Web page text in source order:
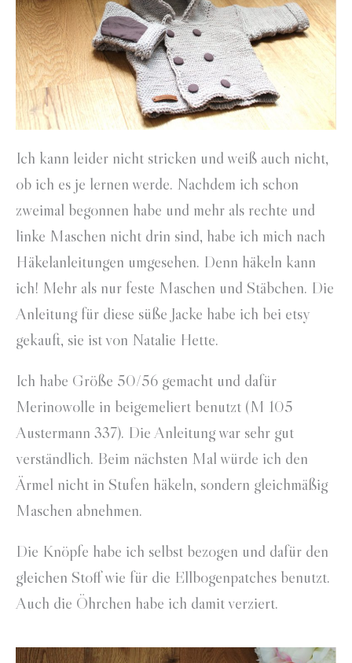
Ich kann leider nicht stricken und weiß auch nicht,
ob ich es je lernen werde. Nachdem ich schon
zweimal begonnen habe und mehr als rechte und
linke Maschen nicht drin sind, habe ich mich nach
Häkelanleitungen umgesehen. Denn häkeln kann
ich! Mehr als nur feste Maschen und Stäbchen. Die
Anleitung für diese süße Jacke habe ich bei etsy
gekauft, sie ist von Natalie Hette.
Ich habe Größe 50/56 gemacht und dafür
Merinowolle in beigemeliert benutzt (M 105
Austermann 337). Die Anleitung war sehr gut
verständlich. Beim nächsten Mal würde ich den
Ärmel nicht in Stufen häkeln, sondern gleichmäßig
Maschen abnehmen.
Die Knöpfe habe ich selbst bezogen und dafür den
gleichen Stoff wie für die Ellbogenpatches benutzt.
Auch die Öhrchen habe ich damit verziert.